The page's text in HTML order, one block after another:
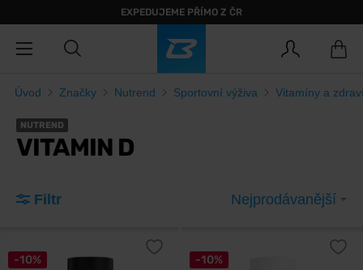
EXPEDUJEME PŘÍMO Z ČR
Úvod Značky Nutrend Sportovní výživa Vitamíny a
NUTREND
VITAMIN D
Filtr Nejprodávanější
-10% -10%